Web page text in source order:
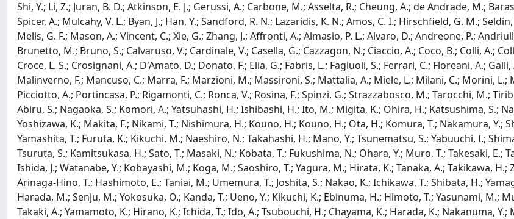
Shi, Y.; Li, Z.; Juran, B. D.; Atkinson, E. J.; Gerussi, A.; Carbone, M.; Asselta, R.; Cheung, A.; de Andrade, M.;
Spicer, A.; Mulcahy, V. L.; Byan, J.; Han, Y.; Sandford, R. N.; Lazaridis, K. N.; Amos, C. I.; Hirschfield, G. M.;
Mells, G. F.; Mason, A.; Vincent, C.; Xie, G.; Zhang, J.; Affronti, A.; Almasio, P. L.; Alvaro, D.; Andreone, P.;
Brunetto, M.; Bruno, S.; Calvaruso, V.; Cardinale, V.; Casella, G.; Cazzagon, N.; Ciaccio, A.; Coco, B.; Colli, A.;
Croce, L. S.; Crosignani, A.; D'Amato, D.; Donato, F.; Elia, G.; Fabris, L.; Fagiuoli, S.; Ferrari, C.; Floreani, A.;
Malinverno, F.; Mancuso, C.; Marra, F.; Marzioni, M.; Massironi, S.; Mattalia, A.; Miele, L.; Milani, C.; Morini,
Picciotto, A.; Portincasa, P.; Rigamonti, C.; Ronca, V.; Rosina, F.; Spinzi, G.; Strazzabosco, M.; Tarocchi, M.;
Abiru, S.; Nagaoka, S.; Komori, A.; Yatsuhashi, H.; Ishibashi, H.; Ito, M.; Migita, K.; Ohira, H.; Katsushima, S.;
Yoshizawa, K.; Makita, F.; Nikami, T.; Nishimura, H.; Kouno, H.; Kouno, H.; Ota, H.; Komura, T.; Nakamura, Y.;
Yamashita, T.; Furuta, K.; Kikuchi, M.; Naeshiro, N.; Takahashi, H.; Mano, Y.; Tsunematsu, S.; Yabuuchi, I.;
Tsuruta, S.; Kamitsukasa, H.; Sato, T.; Masaki, N.; Kobata, T.; Fukushima, N.; Ohara, Y.; Muro, T.; Takesaki, E.;
Ishida, J.; Watanabe, Y.; Kobayashi, M.; Koga, M.; Saoshiro, T.; Yagura, M.; Hirata, K.; Tanaka, A.; Takikawa,
Arinaga-Hino, T.; Hashimoto, E.; Taniai, M.; Umemura, T.; Joshita, S.; Nakao, K.; Ichikawa, T.; Shibata, H.;
Harada, M.; Senju, M.; Yokosuka, O.; Kanda, T.; Ueno, Y.; Kikuchi, K.; Ebinuma, H.; Himoto, T.; Yasunami, M.;
Takaki, A.; Yamamoto, K.; Hirano, K.; Ichida, T.; Ido, A.; Tsubouchi, H.; Chayama, K.; Harada, K.; Nakanuma,